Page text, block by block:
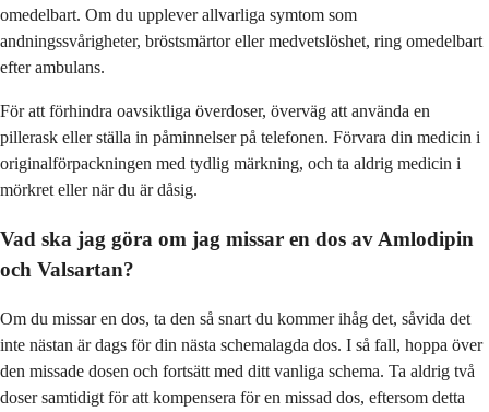
omedelbart. Om du upplever allvarliga symtom som
andningssvårigheter, bröstsmärtor eller medvetslöshet, ring omedelbart
efter ambulans.
För att förhindra oavsiktliga överdoser, överväg att använda en
pillerask eller ställa in påminnelser på telefonen. Förvara din medicin i
originalförpackningen med tydlig märkning, och ta aldrig medicin i
mörkret eller när du är dåsig.
Vad ska jag göra om jag missar en dos av Amlodipin
och Valsartan?
Om du missar en dos, ta den så snart du kommer ihåg det, såvida det
inte nästan är dags för din nästa schemalagda dos. I så fall, hoppa över
den missade dosen och fortsätt med ditt vanliga schema. Ta aldrig två
doser samtidigt för att kompensera för en missad dos, eftersom detta